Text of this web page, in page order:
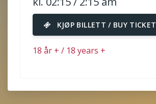
KJØP BILLETT / BUY TICKET
18 år + / 18 years +